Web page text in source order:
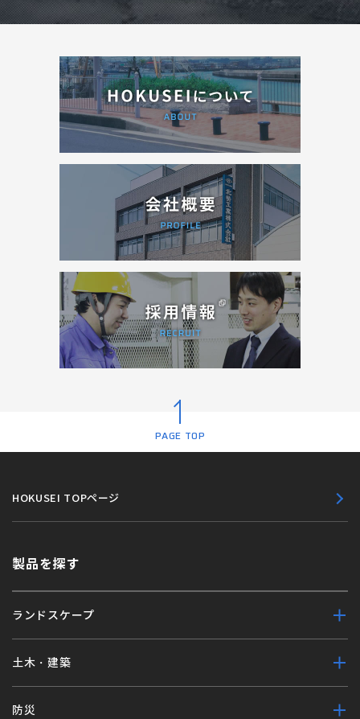
PAGE TOP
HOKUSEI TOPページ
製品を探す
ランドスケープ
土木・建築
防災